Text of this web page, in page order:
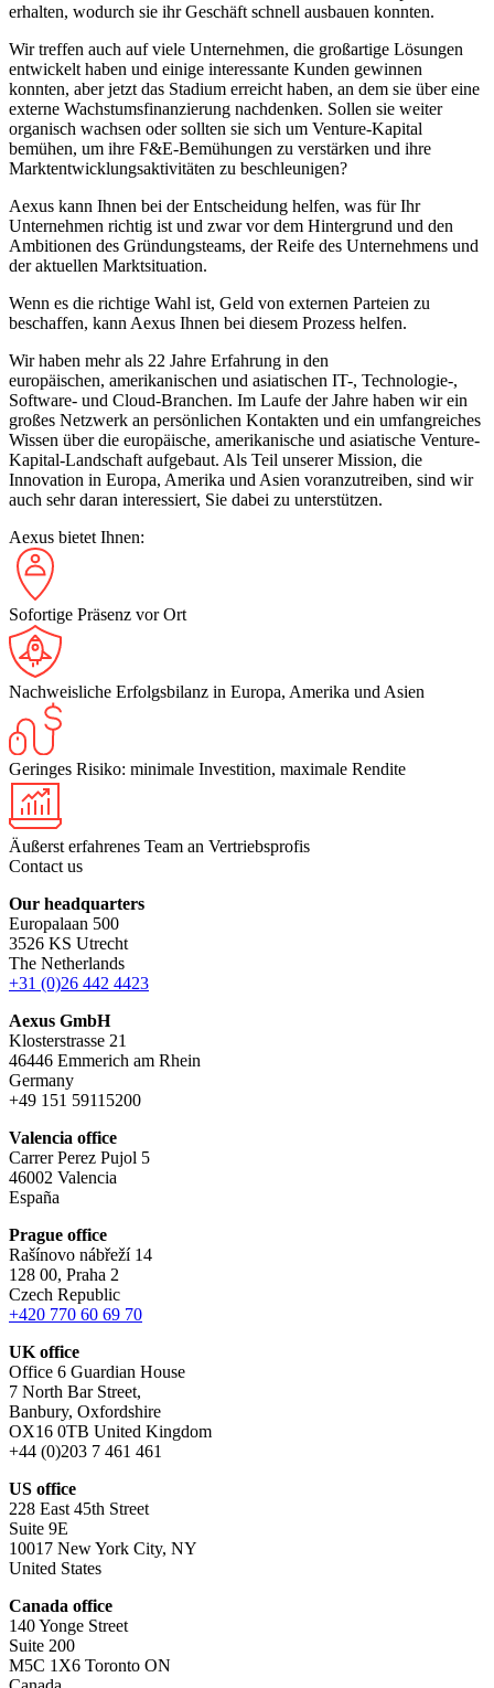
erhalten, wodurch sie ihr Geschäft schnell ausbauen konnten.
Wir treffen auch auf viele Unternehmen, die großartige Lösungen
entwickelt haben und einige interessante Kunden gewinnen
konnten, aber jetzt das Stadium erreicht haben, an dem sie über eine
externe Wachstumsfinanzierung nachdenken. Sollen sie weiter
organisch wachsen oder sollten sie sich um Venture-Kapital
bemühen, um ihre F&E-Bemühungen zu verstärken und ihre
Marktentwicklungsaktivitäten zu beschleunigen?
Aexus kann Ihnen bei der Entscheidung helfen, was für Ihr
Unternehmen richtig ist und zwar vor dem Hintergrund und den
Ambitionen des Gründungsteams, der Reife des Unternehmens und
der aktuellen Marktsituation.
Wenn es die richtige Wahl ist, Geld von externen Parteien zu
beschaffen, kann Aexus Ihnen bei diesem Prozess helfen.
Wir haben mehr als 22 Jahre Erfahrung in den
europäischen, amerikanischen und asiatischen IT-, Technologie-,
Software- und Cloud-Branchen. Im Laufe der Jahre haben wir ein
großes Netzwerk an persönlichen Kontakten und ein umfangreiches
Wissen über die europäische, amerikanische und asiatische Venture-
Kapital-Landschaft aufgebaut. Als Teil unserer Mission, die
Innovation in Europa, Amerika und Asien voranzutreiben, sind wir
auch sehr daran interessiert, Sie dabei zu unterstützen.
Aexus bietet Ihnen:
Sofortige Präsenz vor Ort
Nachweisliche Erfolgsbilanz in Europa, Amerika und Asien
Geringes Risiko: minimale Investition, maximale Rendite
Äußerst erfahrenes Team an Vertriebsprofis
Contact us
Our headquarters
Europalaan 500
3526 KS Utrecht
The Netherlands
+31 (0)26 442 4423
Aexus GmbH
Klosterstrasse 21
46446 Emmerich am Rhein
Germany
+49 151 59115200
Valencia office
Carrer Perez Pujol 5
46002 Valencia
España
Prague office
Rašínovo nábřeží 14
128 00, Praha 2
Czech Republic
+420 770 60 69 70
UK office
Office 6 Guardian House
7 North Bar Street,
Banbury, Oxfordshire
OX16 0TB United Kingdom
+44 (0)203 7 461 461
US office
228 East 45th Street
Suite 9E
10017 New York City, NY
United States
Canada office
140 Yonge Street
Suite 200
M5C 1X6 Toronto ON